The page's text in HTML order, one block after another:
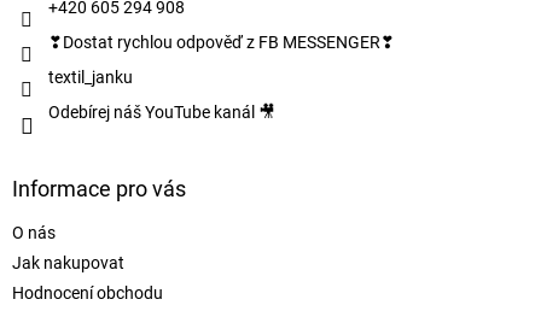
+420 605 294 908
❣Dostat rychlou odpověď z FB MESSENGER❣
textil_janku
Odebírej náš YouTube kanál 🎥
Informace pro vás
O nás
Jak nakupovat
Hodnocení obchodu